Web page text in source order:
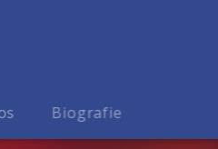
Biografie